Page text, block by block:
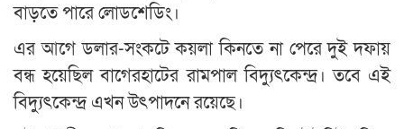
বাড়তে পারে লোডশেডিং।
এর আগে ডলার-সংকটে কয়লা কিনতে না পেরে দুই দফায়
বন্ধ হয়েছিল বাগেরহাটের রামপাল বিদ্যুৎকেন্দ্র। তবে এই
বিদ্যুৎকেন্দ্র এখন উৎপাদনে রয়েছে।